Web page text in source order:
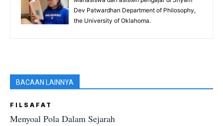
Dev Patwardhan Department of Philosophy,
the University of Oklahoma.
BACAAN LAINNYA
FILSAFAT
Menyoal Pola Dalam Sejarah